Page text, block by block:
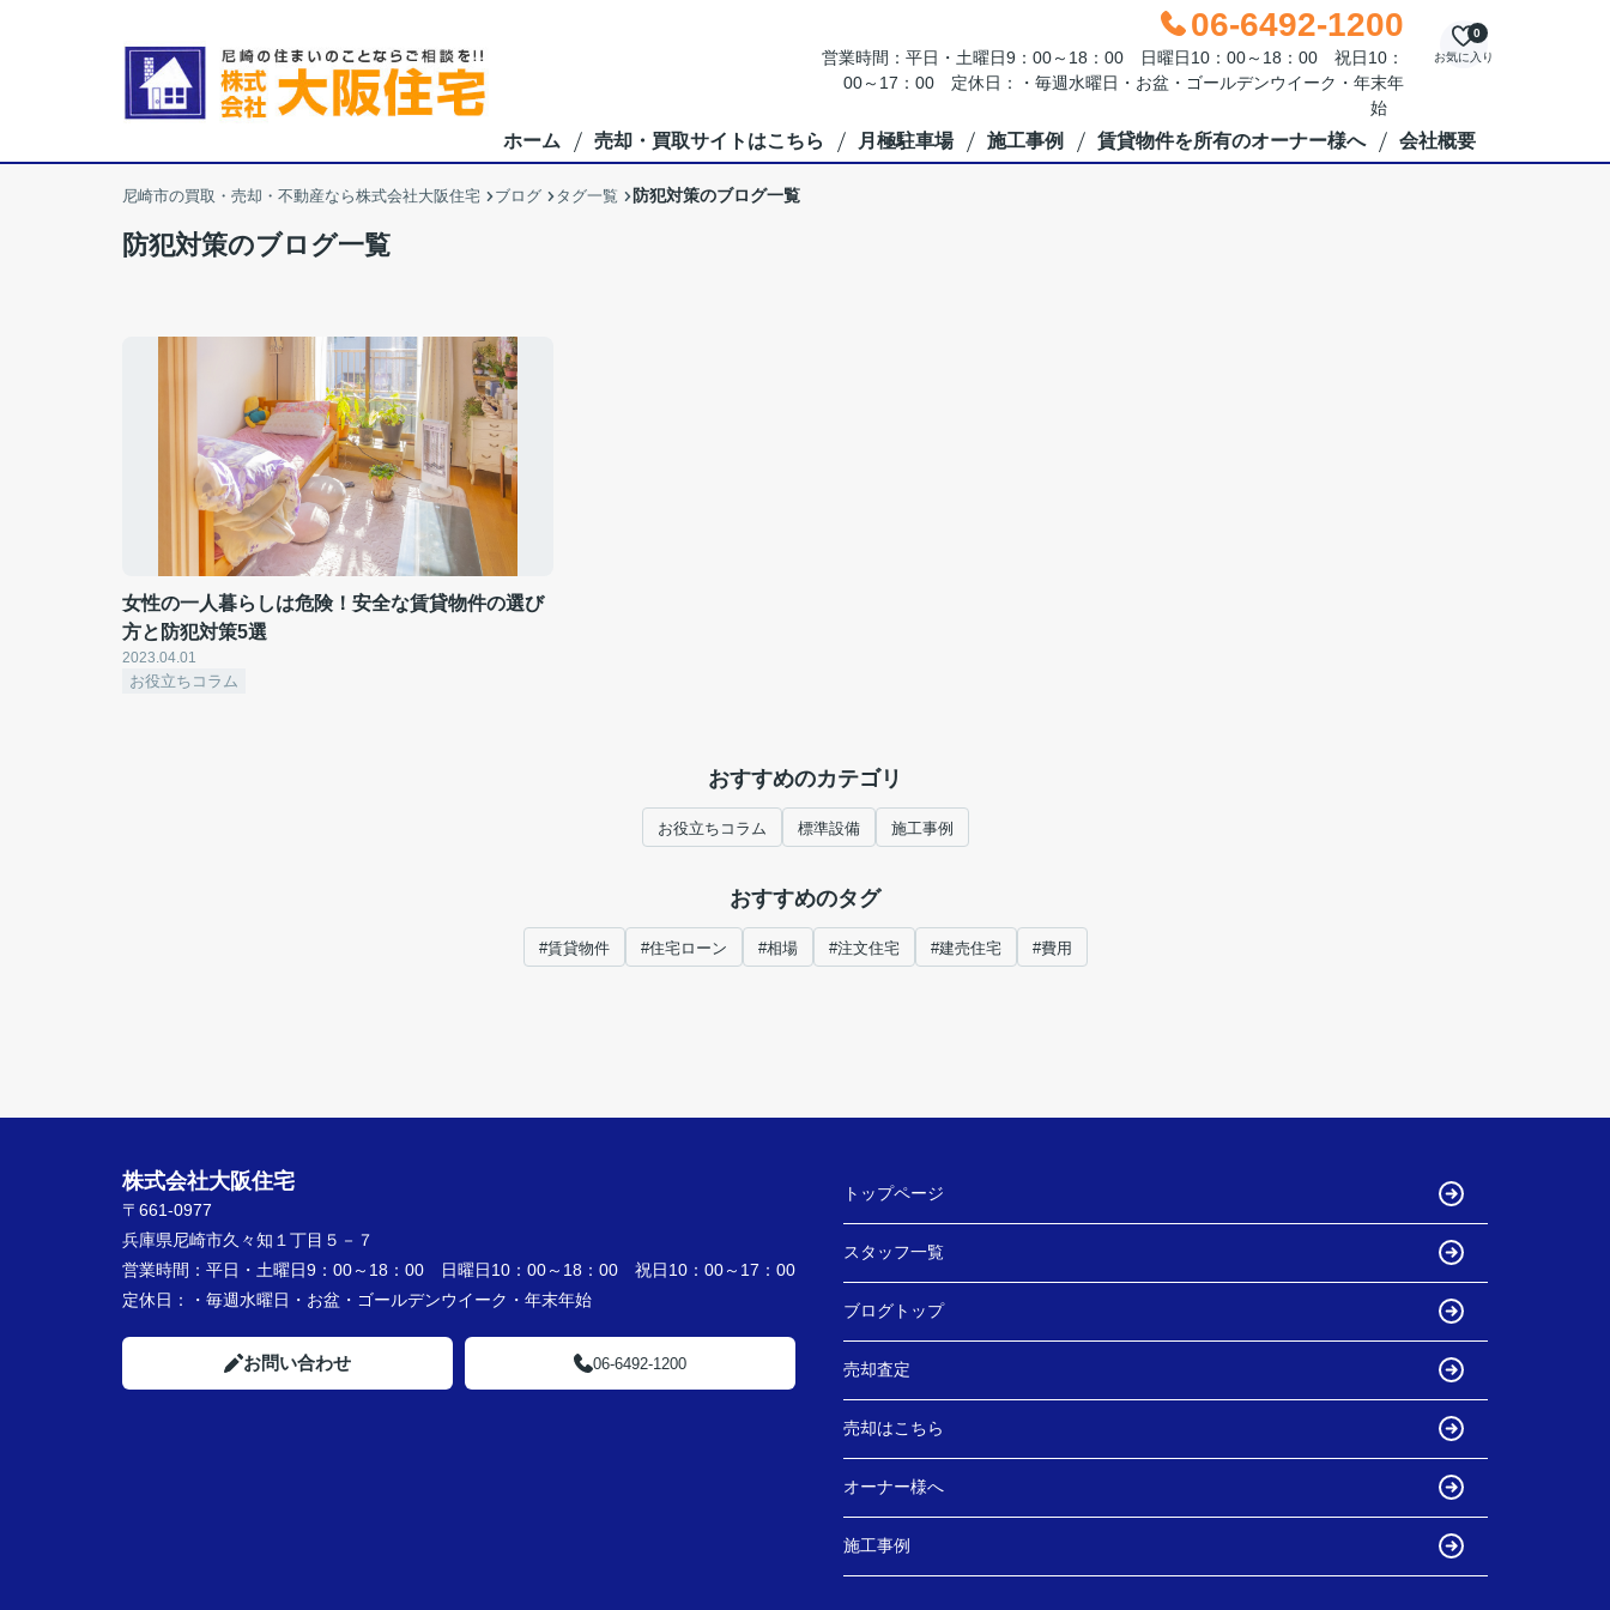
06-6492-1200
営業時間：平日・土曜日9：00～18：00 日曜日10：00～18：00 祝日10：
00～17：00 定休日：・毎週水曜日・お盆・ゴールデンウイーク・年末年
始
お気に入り
0
ホーム 売却・買取サイトはこちら 月極駐車場 施工事例 賃貸物件を所有のオーナー様へ 会社概要
尼崎市の買取・売却・不動産なら株式会社大阪住宅 ブログ タグ一覧 防犯対策のブログ一覧
防犯対策のブログ一覧
女性の一人暮らしは危険！安全な賃貸物件の選び
方と防犯対策5選
2023.04.01
お役立ちコラム
おすすめのカテゴリ
お役立ちコラム 標準設備 施工事例
おすすめのタグ
#賃貸物件 #住宅ローン #相場 #注文住宅 #建売住宅 #費用
株式会社大阪住宅
〒661-0977
兵庫県尼崎市久々知１丁目５－７
営業時間： 平日・土曜日9：00～18：00 日曜日10：00～18：00 祝日10：00～17：00
定休日：
・毎週水曜日・お盆・ゴールデンウイーク・年末年始
お問い合わせ 06-6492-1200
トップページ
スタッフ一覧
ブログトップ
売却査定
売却はこちら
オーナー様へ
施工事例